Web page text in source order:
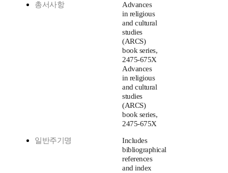
총서사항
Advances
in religious
and cultural
studies
(ARCS)
book series,
2475-675X
Advances
in religious
and cultural
studies
(ARCS)
book series,
2475-675X
일반주기명
Includes
bibliographical
references
and index